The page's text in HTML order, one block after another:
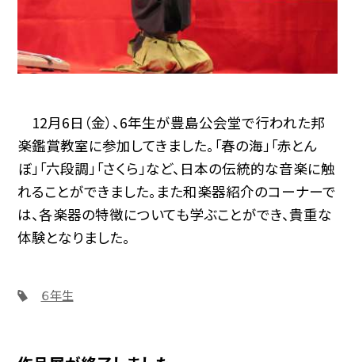
12月6日（金）、6年生が豊島公会堂で行われた邦
楽鑑賞教室に参加してきました。「春の海」「赤とん
ぼ」「六段調」「さくら」など、日本の伝統的な音楽に触
れることができました。また和楽器紹介のコーナーで
は、各楽器の特徴についても学ぶことができ、貴重な
体験となりました。
６年生